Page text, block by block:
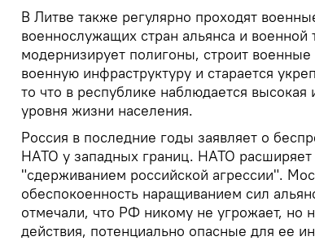
В Литве также регулярно проходят
военнослужащих стран альянса и
модернизирует полигоны, строит военные
военную инфраструктуру и старается
то что в республике наблюдается
уровня жизни населения.
Россия в последние годы заявляет о
НАТО у западных границ. НАТО расширяет
"сдерживанием российской агрессии".
обеспокоенность наращиванием сил
отмечали, что РФ никому не угрожает, но
действия, потенциально опасные для ее